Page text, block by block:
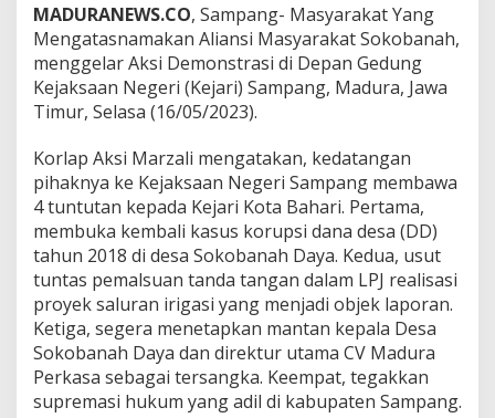
MADURANEWS.CO, Sampang- Masyarakat Yang
Mengatasnamakan Aliansi Masyarakat Sokobanah,
menggelar Aksi Demonstrasi di Depan Gedung
Kejaksaan Negeri (Kejari) Sampang, Madura, Jawa
Timur, Selasa (16/05/2023).
Korlap Aksi Marzali mengatakan, kedatangan
pihaknya ke Kejaksaan Negeri Sampang membawa
4 tuntutan kepada Kejari Kota Bahari. Pertama,
membuka kembali kasus korupsi dana desa (DD)
tahun 2018 di desa Sokobanah Daya. Kedua, usut
tuntas pemalsuan tanda tangan dalam LPJ realisasi
proyek saluran irigasi yang menjadi objek laporan.
Ketiga, segera menetapkan mantan kepala Desa
Sokobanah Daya dan direktur utama CV Madura
Perkasa sebagai tersangka. Keempat, tegakkan
supremasi hukum yang adil di kabupaten Sampang.